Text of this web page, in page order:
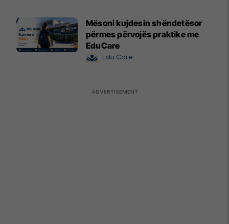
Mësoni kujdesin shëndetësor
përmes përvojës praktike me
EduCare
Edu Care